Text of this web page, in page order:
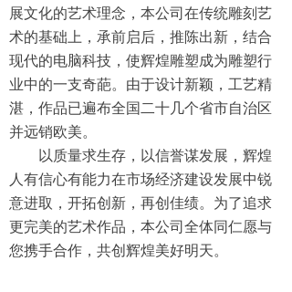
展文化的艺术理念，本公司在传统雕刻艺
术的基础上，承前启后，推陈出新，结合
现代的电脑科技，使辉煌雕塑成为雕塑行
业中的一支奇葩。由于设计新颖，工艺精
湛，作品已遍布全国二十几个省市自治区
并远销欧美。
以质量求生存，以信誉谋发展，辉煌
人有信心有能力在市场经济建设发展中锐
意进取，开拓创新，再创佳绩。为了追求
更完美的艺术作品，本公司全体同仁愿与
您携手合作，共创辉煌美好明天。